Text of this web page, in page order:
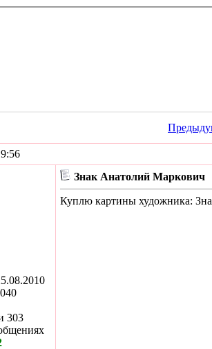
303
Знак Анатолий Маркович
Куплю картины художника: